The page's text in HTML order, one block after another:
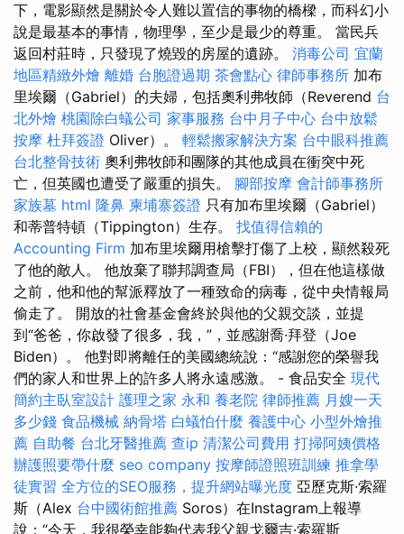
下，電影顯然是關於令人難以置信的事物的橋樑，而科幻小
說是最基本的事情，物理學，至少是最少的尊重。 當民兵
返回村莊時，只發現了燒毀的房屋的遺跡。 消毒公司 宜蘭
地區精緻外燴 離婚 台胞證過期 茶會點心 律師事務所 加布
里埃爾（Gabriel）的夫婦，包括奧利弗牧師（Reverend 台
北外燴 桃園除白蟻公司 家事服務 台中月子中心 台中放鬆
按摩 杜拜簽證 Oliver）。 輕鬆搬家解決方案 台中眼科推薦
台北整骨技術 奧利弗牧師和團隊的其他成員在衝突中死
亡，但英國也遭受了嚴重的損失。 腳部按摩 會計師事務所
家族墓 html 隆鼻 柬埔寨簽證 只有加布里埃爾（Gabriel）
和蒂普特頓（Tippington）生存。 找值得信賴的
Accounting Firm 加布里埃爾用槍擊打傷了上校，顯然殺死
了他的敵人。 他放棄了聯邦調查局（FBI），但在他這樣做
之前，他和他的幫派釋放了一種致命的病毒，從中央情報局
偷走了。 開放的社會基金會終於與他的父親交談，並提
到“爸爸，你啟發了很多，我，”，並感謝喬·拜登（Joe
Biden）。 他對即將離任的美國總統說：“感謝您的榮譽我
們的家人和世界上的許多人將永遠感激。 - 食品安全 現代
簡約主臥室設計 護理之家 永和 養老院 律師推薦 月嫂一天
多少錢 食品機械 納骨塔 白蟻怕什麼 養護中心 小型外燴推
薦 自助餐 台北牙醫推薦 查ip 清潔公司費用 打掃阿姨價格
辦護照要帶什麼 seo company 按摩師證照班訓練 推拿學
徒實習 全方位的SEO服務，提升網站曝光度 亞歷克斯·索羅
斯（Alex 台中國術館推薦 Soros）在Instagram上報導
說：“今天，我很榮幸能夠代表我父親戈爾吉·索羅斯